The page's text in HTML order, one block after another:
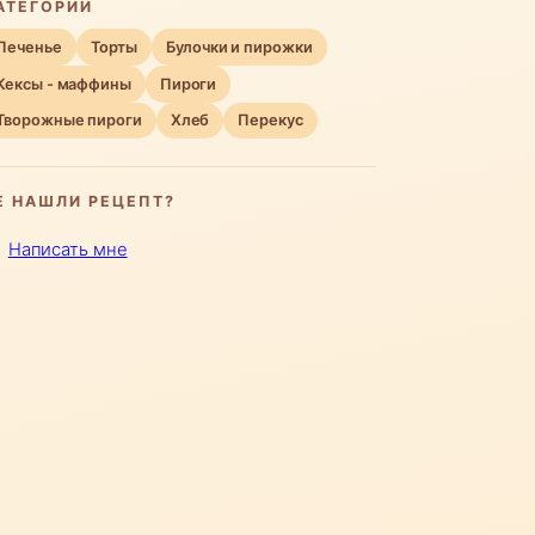
Торты Булочки и пирожки
- маффины Пироги
пироги Хлеб Перекус
НАШЛИ РЕЦЕПТ?
Написать мне